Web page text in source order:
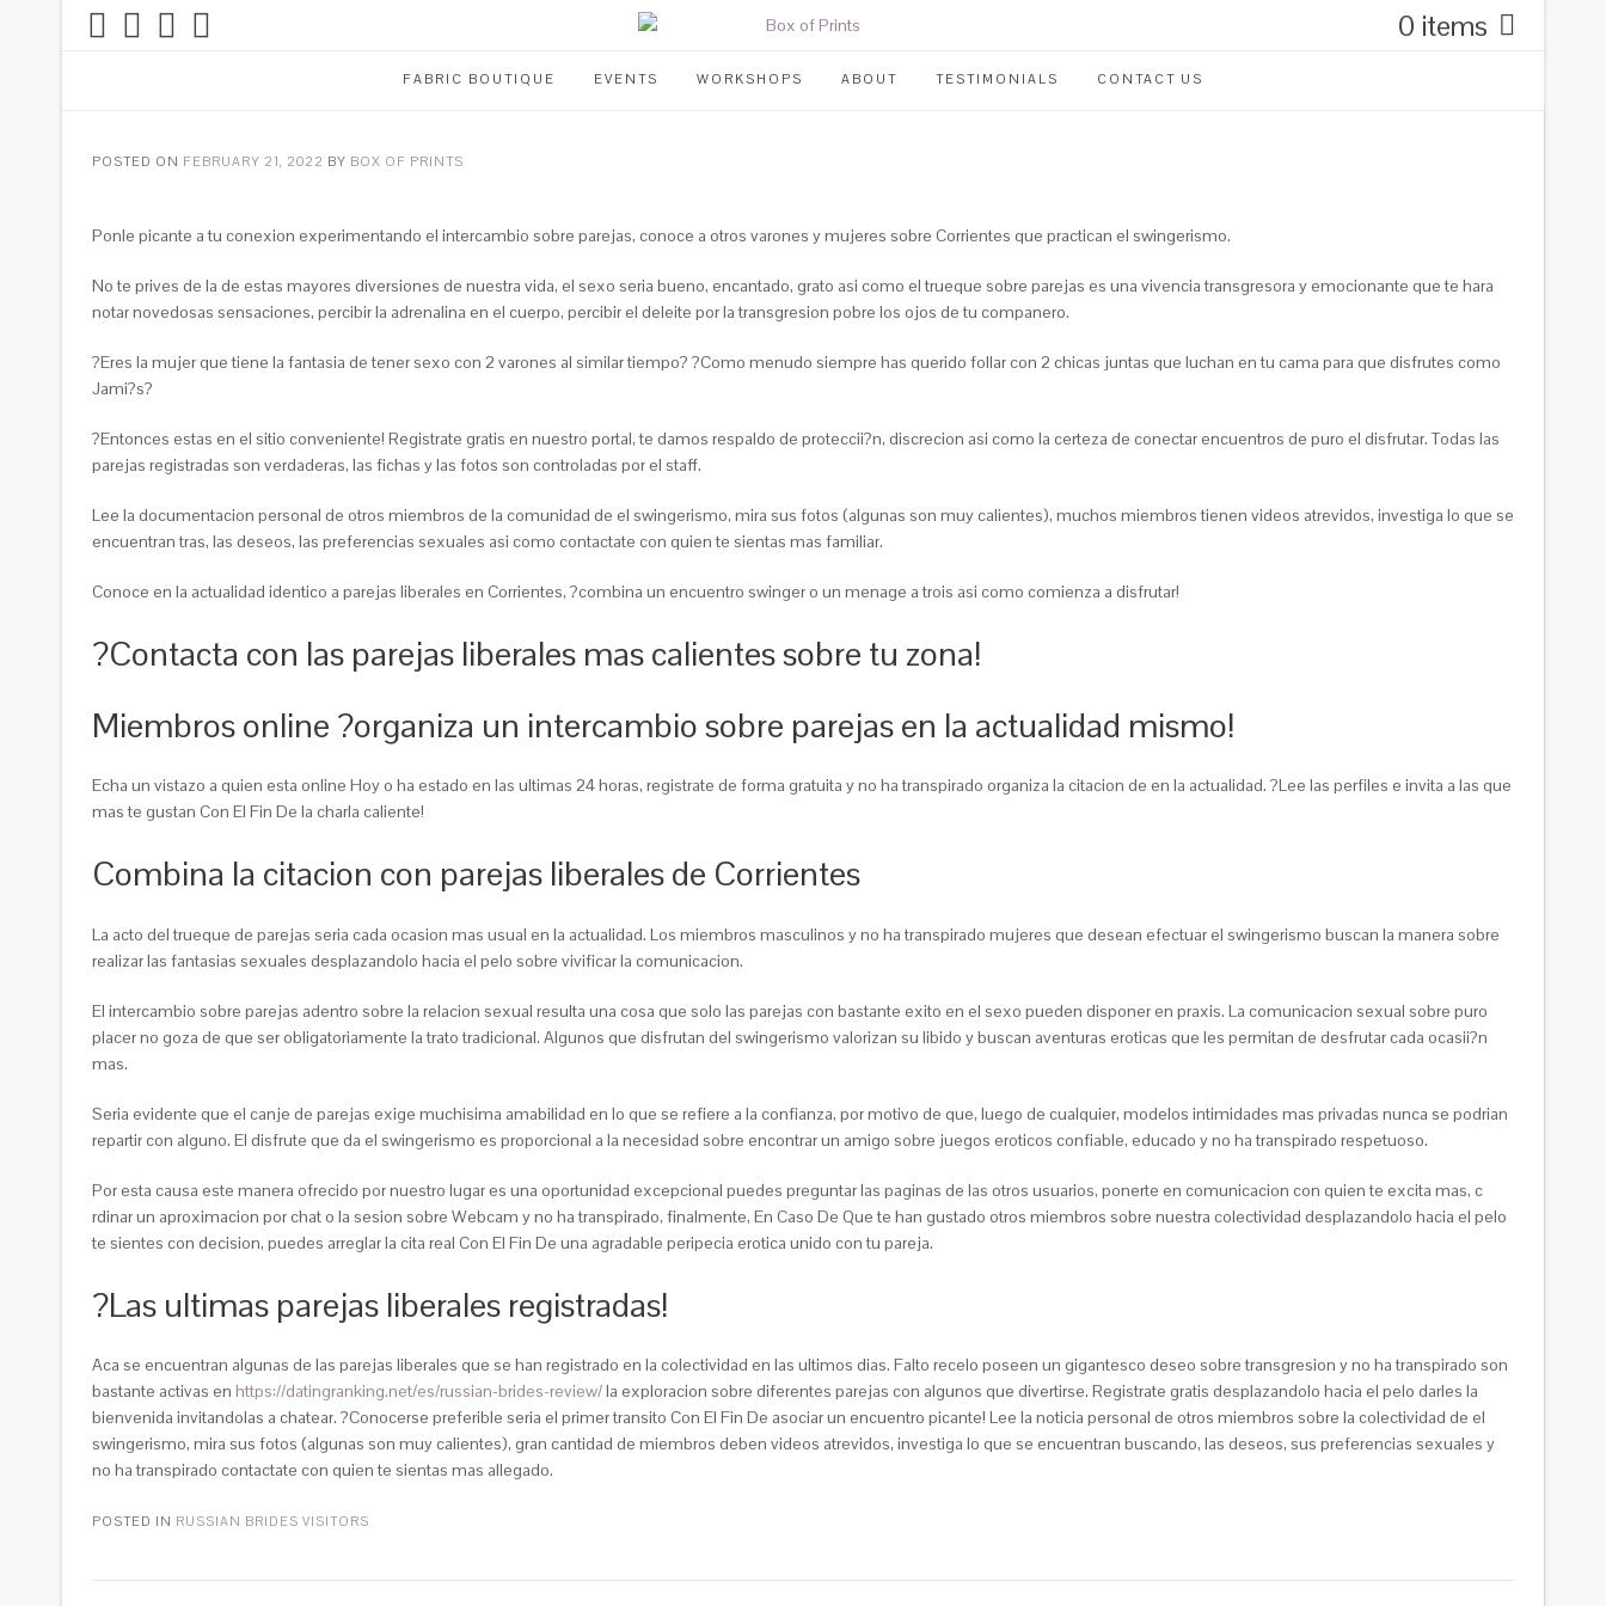
0 items
FABRIC BOUTIQUE EVENTS WORKSHOPS ABOUT TESTIMONIALS CONTACT US
POSTED ON FEBRUARY 21, 2022 BY BOX OF PRINTS
Ponle picante a tu conexion experimentando el intercambio sobre parejas, conoce a otros varones y mujeres sobre Corrientes que practican el swingerismo.
No te prives de la de estas mayores diversiones de nuestra vida, el sexo seri­a bueno, encantado, grato asi­ como el trueque sobre parejas es una vivencia transgresora y emocionante que te hara
notar novedosas sensaciones, percibir la adrenalina en el cuerpo, percibir el deleite por la transgresion pobre los ojos de tu companero.
?Eres la mujer que tiene la fantasia de tener sexo con 2 varones al similar tiempo? ?Como menudo siempre has querido follar con 2 chicas juntas que luchan en tu cama para que disfrutes como
Jami?s?
?Entonces estas en el sitio conveniente! Registrate gratis en nuestro portal, te damos respaldo de proteccii?n, discrecion asi­ como la certeza de conectar encuentros de puro el disfrutar. Todas las
parejas registradas son verdaderas, las fichas y las fotos son controladas por el staff.
Lee la documentacion personal de otros miembros de la comunidad de el swingerismo, mira sus fotos (algunas son muy calientes), muchos miembros tienen videos atrevidos, investiga lo que se
encuentran tras, las deseos, las preferencias sexuales asi­ como contactate con quien te sientas mas familiar.
Conoce en la actualidad identico a parejas liberales en Corrientes, ?combina un encuentro swinger o un menage a trois asi­ como comienza a disfrutar!
?Contacta con las parejas liberales mas calientes sobre tu zona!
Miembros online ?organiza un intercambio sobre parejas en la actualidad mismo!
Echa un vistazo a quien esta online Hoy o ha estado en las ultimas 24 horas, registrate de forma gratuita y no ha transpirado organiza la citacion de en la actualidad. ?Lee las perfiles e invita a las que
mas te gustan Con El Fin De la charla caliente!
Combina la citacion con parejas liberales de Corrientes
La acto del trueque de parejas seri­a cada ocasion mas usual en la actualidad. Los miembros masculinos y no ha transpirado mujeres que desean efectuar el swingerismo buscan la manera sobre
realizar las fantasias sexuales desplazandolo hacia el pelo sobre vivificar la comunicacion.
El intercambio sobre parejas adentro sobre la relacion sexual resulta una cosa que solo las parejas con bastante exito en el sexo pueden disponer en praxis. La comunicacion sexual sobre puro
placer no goza de que ser obligatoriamente la trato tradicional. Algunos que disfrutan del swingerismo valorizan su libido y buscan aventuras eroticas que les permitan de desfrutar cada ocasii?n
mas.
Seri­a evidente que el canje de parejas exige muchisima amabilidad en lo que se refiere a la confianza, por motivo de que, luego de cualquier, modelos intimidades mas privadas nunca se podri­an
repartir con alguno. El disfrute que da el swingerismo es proporcional a la necesidad sobre encontrar un amigo sobre juegos eroticos confiable, educado y no ha transpirado respetuoso.
Por esta causa este manera ofrecido por nuestro lugar es una oportunidad excepcional puedes preguntar las paginas de las otros usuarios, ponerte en comunicacion con quien te excita mas, c
rdinar un aproximacion por chat o la sesion sobre Webcam y no ha transpirado, finalmente, En Caso De Que te han gustado otros miembros sobre nuestra colectividad desplazandolo hacia el pelo
te sientes con decision, puedes arreglar la cita real Con El Fin De una agradable peripecia erotica unido con tu pareja.
?Las ultimas parejas liberales registradas!
Aca se encuentran algunas de las parejas liberales que se han registrado en la colectividad en las ultimos dias. Falto recelo poseen un gigantesco deseo sobre transgresion y no ha transpirado son
bastante activas en https://datingranking.net/es/russian-brides-review/la exploracion sobre diferentes parejas con algunos que divertirse. Registrate gratis desplazandolo hacia el pelo darles la
bienvenida invitandolas a chatear. ?Conocerse preferible seri­a el primer transito Con El Fin De asociar un encuentro picante! Lee la noticia personal de otros miembros sobre la colectividad de el
swingerismo, mira sus fotos (algunas son muy calientes), gran cantidad de miembros deben videos atrevidos, investiga lo que se encuentran buscando, las deseos, sus preferencias sexuales y
no ha transpirado contactate con quien te sientas mas allegado.
POSTED IN RUSSIAN BRIDES VISITORS